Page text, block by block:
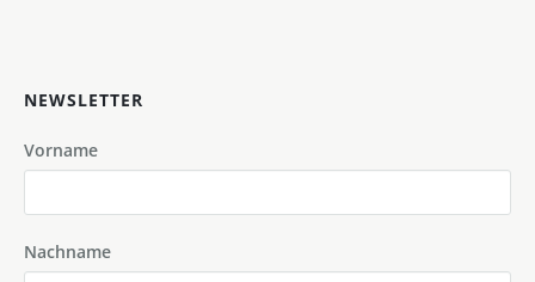
NEWSLETTER
Vorname
Nachname